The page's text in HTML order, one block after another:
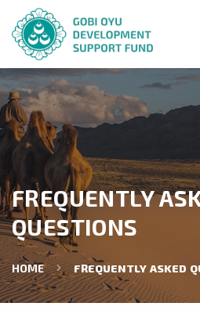
FREQUENTLY
QUESTIONS
HOME FREQUENTLY ASKED